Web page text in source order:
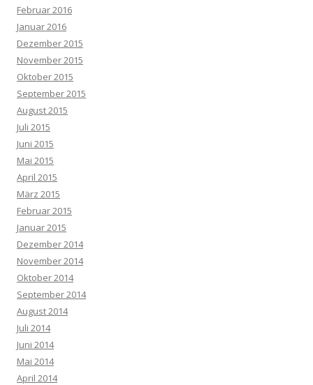
Februar 2016
Januar 2016
Dezember 2015
November 2015
Oktober 2015
September 2015
August 2015
Juli 2015
Juni 2015
Mai 2015
April 2015
März 2015
Februar 2015
Januar 2015
Dezember 2014
November 2014
Oktober 2014
September 2014
August 2014
Juli 2014
Juni 2014
Mai 2014
April 2014